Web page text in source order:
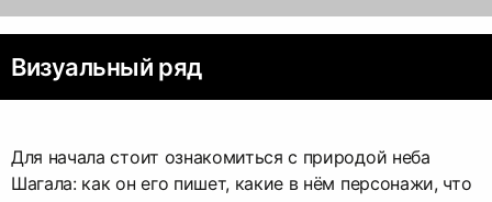
Визуальный ряд
Для начала стоит ознакомиться с природой неба
Шагала: как он его пишет, какие в нём персонажи, что